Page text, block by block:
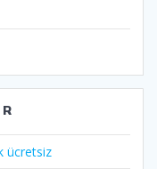
ücretsiz